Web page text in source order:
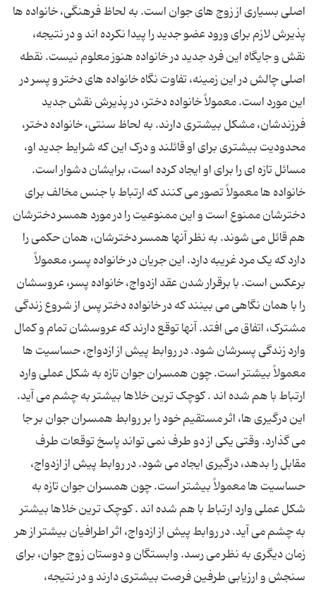
اصلی بسیاری از زوج های جوان است. به لحاظ فرهنگی، خانواده ها
پذیرش لازم برای ورود عضو جدید را پیدا نکرده اند و در نتیجه،
نقش و جایگاه این فرد جدید در خانواده هنوز معلوم نیست. نقطه
اصلی چالش در این زمینه، تفاوت نگاه خانواده های دختر و پسر در
این مورد است. معمولاً خانواده دختر، در پذیرش نقش جدید
فرزندشان، مشکل بیشتری دارند. به لحاظ سنتی، خانواده دختر،
محدودیت بیشتری برای او قائلند و درک این که شرایط جدید او،
مسائل تازه ای را برای او ایجاد کرده است، برایشان دشوار است.
خانواده ها معمولاً تصور می کنند که ارتباط با جنس مخالف برای
دخترشان ممنوع است و این ممنوعیت را در مورد همسر دخترشان
هم قائل می شوند. به نظر آنها همسر دخترشان، همان حکمی را
دارد که یک مرد غریبه دارد. این جریان در خانواده پسر، معمولاً
برعکس است. با برقرار شدن عقد ازدواج، خانواده پسر، عروسشان
را با همان نگاهی می بینند که در خانواده دختر پس از شروع زندگی
مشترک، اتفاق می افتد. آنها توقع دارند که عروسشان تمام و کمال
وارد زندگی پسرشان شود. در روابط پیش از ازدواج، حساسیت ها
معمولاً بیشتر است. چون همسران جوان تازه به شکل عملی وارد
ارتباط با هم شده اند . کوچک ترین خلاها بیشتر به چشم می آید.
این درگیری ها، اثر مستقیم خود را بر روابط همسران جوان بر جا
می گذارد. وقتی یکی از دو طرف نمی تواند پاسخ توقعات طرف
مقابل را بدهد، درگیری ایجاد می شود. در روابط پیش از ازدواج،
حساسیت ها معمولاً بیشتر است. چون همسران جوان تازه به
شکل عملی وارد ارتباط با هم شده اند . کوچک ترین خلاها بیشتر
به چشم می آید. در روابط پیش از ازدواج، اثر اطرافیان بیشتر از هر
زمان دیگری به نظر می رسد. وابستگان و دوستان زوج جوان، برای
سنجش و ارزیابی طرفین فرصت بیشتری دارند و در نتیجه،